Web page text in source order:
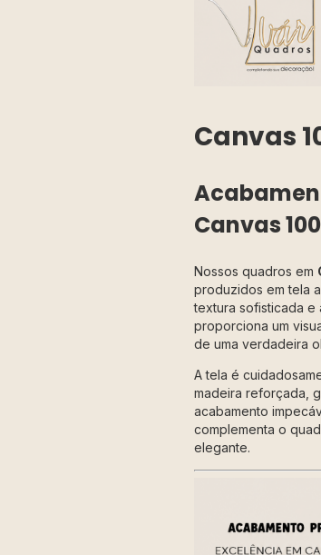
Canvas
Canvas
Nossos quadros em
produzidos em tela
textura sofisticada e
proporciona um
de uma verdadeira
A tela é
madeira reforçada,
acabamento
complementa o
elegante.